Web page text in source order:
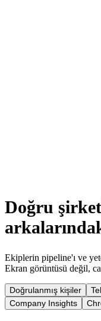
Doğru
Ekiplerin pipeline'ı ve
Ekran görüntüsü değil,
Doğrulanmış kişiler
Company Insights